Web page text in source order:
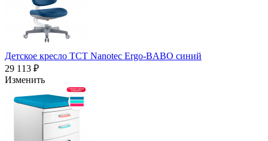
Детское кресло TCT Nanotec Ergo-BABO синий
29 113 ₽
Изменить